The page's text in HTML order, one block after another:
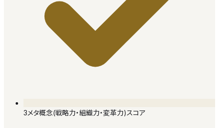
3メタ概念(戦略力・組織力・変革力)スコア